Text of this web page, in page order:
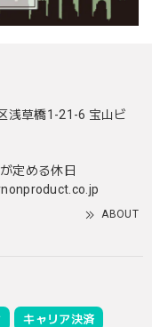
浅草橋1-21-6 宝山ビ
定める休日
ABOUT
キャリア決済